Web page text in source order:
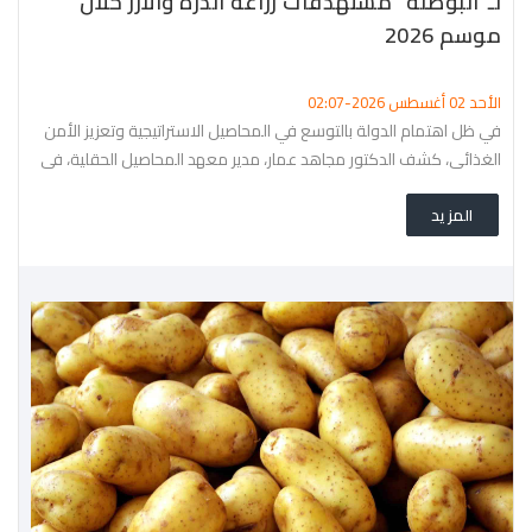
موسم 2026
الأحد 02 أغسطس 2026-02:07
في ظل اهتمام الدولة بالتوسع في المحاصيل الاستراتيجية وتعزيز الأمن
الغذائي، كشف الدكتور مجاهد عمار، مدير معهد المحاصيل الحقلية، في
وخطط التوسع في زراعة الذرة الشامية، ومستجدات محصول الأرز،
والأصناف الجديدة التي سجلها المعهد، إلى جانب جهود دعم زراعة فول
المزيد